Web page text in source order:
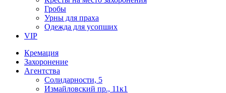
Гробы
Урны для праха
Одежда для усопших
VIP
Кремация
Захоронение
Агентства
Солидарности, 5
Измайловский пр., 11к1